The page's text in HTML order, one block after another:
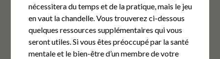
nécessitera du temps et de la pratique, mais le jeu
en vaut la chandelle. Vous trouverez ci-dessous
quelques ressources supplémentaires qui vous
seront utiles. Si vous êtes préoccupé par la santé
mentale et le bien-être d’un membre de votre